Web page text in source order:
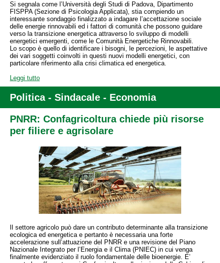
Si segnala come l’Università degli Studi di Padova, Dipartimento
FISPPA (Sezione di Psicologia Applicata), stia compiendo un
interessante sondaggio finalizzato a indagare l’accettazione sociale
delle energie rinnovabili ed i fattori di comunità che possono guidare
verso la transizione energetica attraverso lo sviluppo di modelli
energetici emergenti, come le Comunità Energetiche Rinnovabili.
Lo scopo è quello di identificare i bisogni, le percezioni, le aspettative
dei vari soggetti coinvolti in questi nuovi modelli energetici, con
particolare riferimento alla crisi climatica ed energetica.
Leggi tutto
Politica - Sindacale - Economia
PNRR: Confagricoltura chiede più risorse
per filiere e agrisolare
Il settore agricolo può dare un contributo determinante alla transizione
ecologica ed energetica e pertanto è necessaria una forte
accelerazione sull’attuazione del PNRR e una revisione del Piano
Nazionale Integrato per l’Energia e il Clima (PNIEC) in cui venga
finalmente evidenziato il ruolo fondamentale delle bioenergie. E’